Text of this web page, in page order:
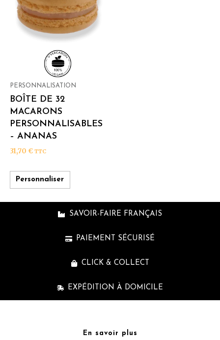
PERSONNALISATION
BOÎTE DE 32
MACARONS
PERSONNALISABLES
– ANANAS
31,70 € TTC
Personnaliser
SAVOIR-FAIRE FRANÇAIS
PAIEMENT SÉCURISÉ
CLICK & COLLECT
EXPÉDITION À DOMICILE
En savoir plus